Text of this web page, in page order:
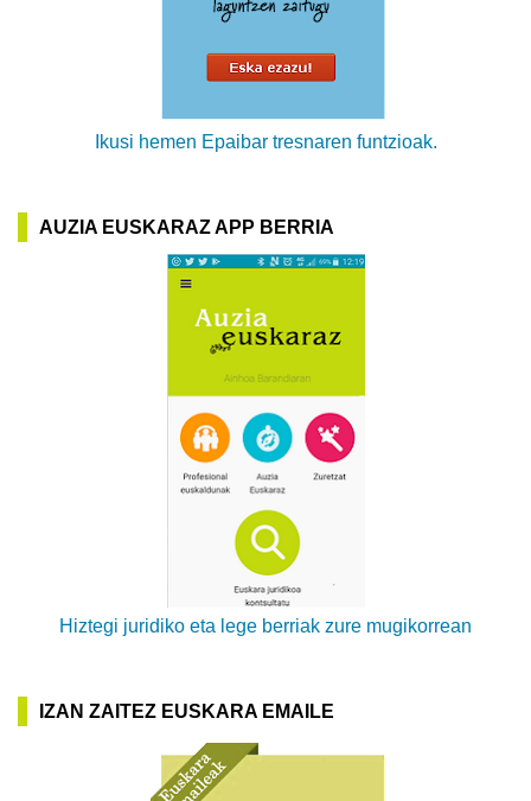
Ikusi hemen Epaibar tresnaren funtzioak.
AUZIA EUSKARAZ APP BERRIA
Hiztegi juridiko eta lege berriak zure mugikorrean
IZAN ZAITEZ EUSKARA EMAILE